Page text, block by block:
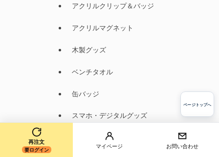
アクリルクリップ＆バッジ
アクリルマグネット
木製グッズ
ベンチタオル
缶バッジ
スマホ・デジタルグッズ
レザーグッズ
再注文
要ログイン
マイページ お問い合わせ
ページトップへ